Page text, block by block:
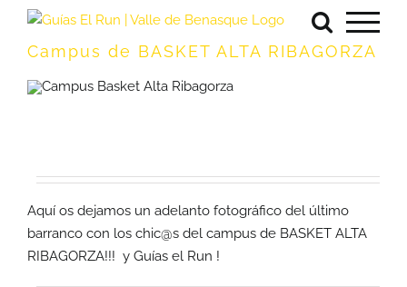
Saltar
contenido
Campus de BASKET ALTA RIBAGORZA
Aquí os dejamos un adelanto fotográfico del último
barranco con los chic@s del campus de BASKET ALTA
RIBAGORZA!!! y Guías el Run !